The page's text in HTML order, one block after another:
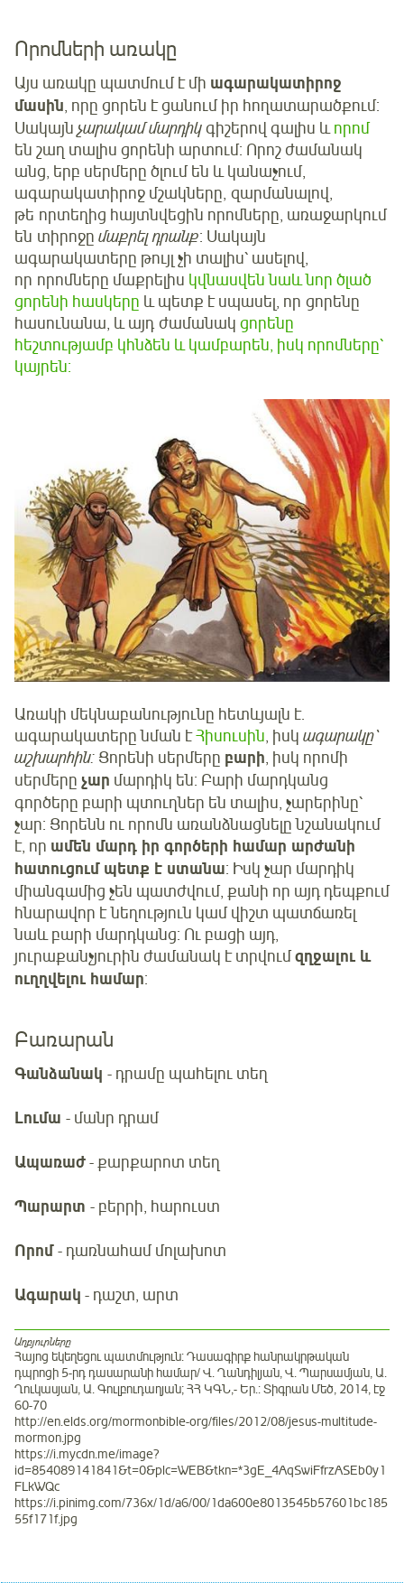
Որոմների առակը
Այս առակը պատմում է մի ագարակատիրոջ
մասին, որը ցորեն է ցանում իր հողատարածքում:
Սակայն չարակամ մարդիկգիշերով գալիս ևորոմ
են շաղ տալիս ցորենի արտում: Որոշ ժամանակ
անց, երբ սերմերը ծլում են և կանաչում,
ագարակատիրոջ մշակները, զարմանալով,
թե որտեղից հայտնվեցին որոմները, առաջարկում
են տիրոջը մաքրել դրանք: Սակայն
ագարակատերը թույլ չի տալիս՝ ասելով,
որ որոմները մաքրելիս կվնասվեն նաև նոր ծլած
ցորենի հասկերը և պետք է սպասել, որ ցորենը
հասունանա, և այդ ժամանակ ցորենը
հեշտությամբ կհնձեն և կամբարեն, իսկ որոմները՝
կայրեն:
Առակի մեկնաբանությունը հետևյալն է.
ագարակատերը նման էՀիսուսին, իսկ ագարակը՝
աշխարհին:Ցորենի սերմերը բարի, իսկ որոմի
սերմերը չար մարդիկ են: Բարի մարդկանց
գործերը բարի պտուղներ են տալիս, չարերինը՝
չար: Ցորենն ու որոմն առանձնացնելը նշանակում
է, որ ամեն մարդ իր գործերի համար արժանի
հատուցում պետք է ստանա: Իսկ չար մարդիկ
միանգամից չեն պատժվում, քանի որ այդ դեպքում
հնարավոր է նեղություն կամ վիշտ պատճառել
նաև բարի մարդկանց: Ու բացի այդ,
յուրաքանչյուրին ժամանակ է տրվումզղջալու և
ուղղվելու համար:
Բառարան
Գանձանակ - դրամը պահելու տեղ
Լումա - մանր դրամ
Ապառաժ- քարքարոտ տեղ
Պարարտ - բերրի, հարուստ
Որոմ- դառնահամ մոլախոտ
Ագարակ - դաշտ, արտ
Աղբյուրները
Հայոց եկեղեցու պատմություն: Դասագիրք հանրակրթական
դպրոցի 5-րդ դասարանի համար/ Վ. Ղանդիլյան, Վ. Պարսամյան, Ա.
Ղուկասյան, Ա. Գուլբուդաղյան; ՀՀ ԿԳՆ,- Եր.: Տիգրան Մեծ, 2014, էջ
60-70
http://en.elds.org/mormonbible-org/files/2012/08/jesus-multitude-
mormon.jpg
https://i.mycdn.me/image?
id=854089141841&t=0&plc=WEB&tkn=*3gE_4AqSwiFfrzASEb0y1
FLkWQc
https://i.pinimg.com/736x/1d/a6/00/1da600e8013545b57601bc185
55f171f.jpg